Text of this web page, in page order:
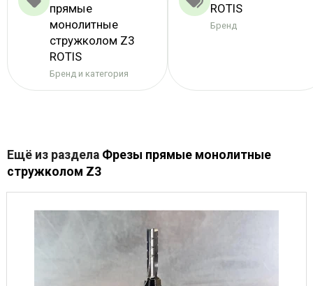
прямые
монолитные
стружколом Z3
ROTIS
Бренд и категория
ROTIS
Бренд
Ещё из раздела Фрезы прямые монолитные
стружколом Z3